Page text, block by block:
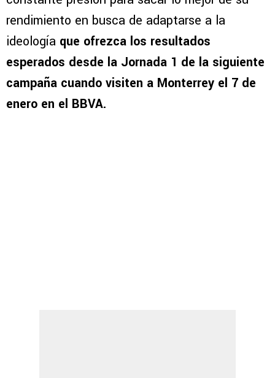
rendimiento en busca de adaptarse a la
ideología que ofrezca los resultados
esperados desde la Jornada 1 de la siguiente
campaña cuando visiten a Monterrey el 7 de
enero en el BBVA.